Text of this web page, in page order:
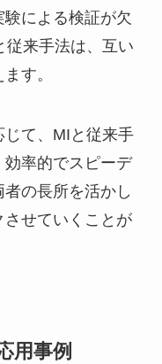
による検証が欠
従来手法は、互い
す。
て、MIと従来手
率的でスピーデ
の長所を活かし
せていくことが
用事例